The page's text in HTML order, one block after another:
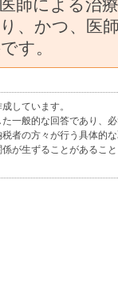
師による治
、かつ、医
す。
しています。
一般的な回答であり、
者の方々が行う具体的
が生ずることがあるこ